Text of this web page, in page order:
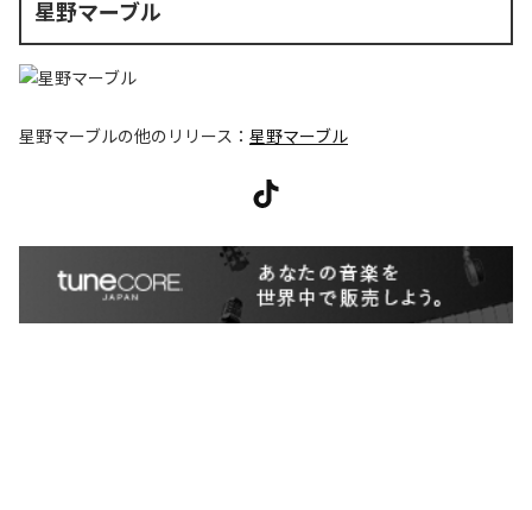
星野マーブル
星野マーブルの他のリリース： 星野マーブル